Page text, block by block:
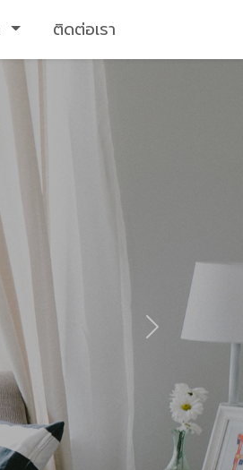
ติดต่อเรา
Next